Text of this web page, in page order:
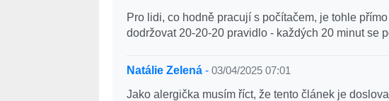
Pro lidi, co hodně pracují s počítačem, je tohle
dodržovat 20-20-20 pravidlo - každých 20 minut se
Natálie Zelená- 03/04/2025 07:01
Jako alergička musím říct, že tento článek je